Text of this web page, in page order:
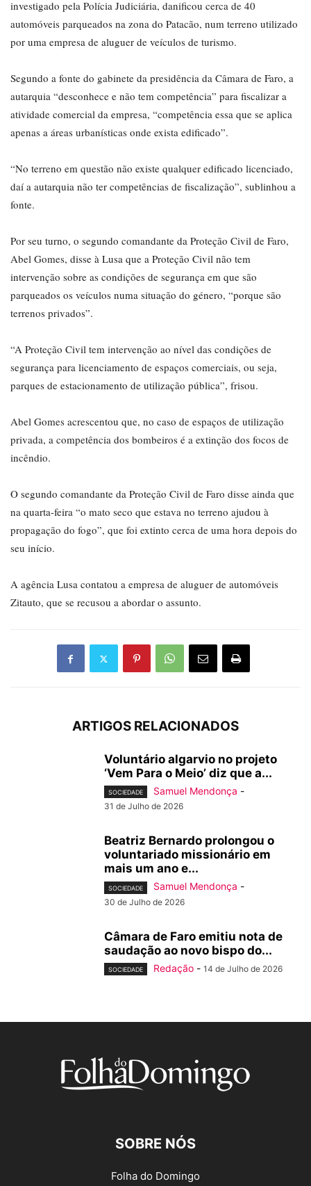
investigado pela Polícia Judiciária, danificou cerca de 40
automóveis parqueados na zona do Patacão, num terreno utilizado
por uma empresa de aluguer de veículos de turismo.
Segundo a fonte do gabinete da presidência da Câmara de Faro, a
autarquia “desconhece e não tem competência” para fiscalizar a
atividade comercial da empresa, “competência essa que se aplica
apenas a áreas urbanísticas onde exista edificado”.
“No terreno em questão não existe qualquer edificado licenciado,
daí a autarquia não ter competências de fiscalização”, sublinhou a
fonte.
Por seu turno, o segundo comandante da Proteção Civil de Faro,
Abel Gomes, disse à Lusa que a Proteção Civil não tem
intervenção sobre as condições de segurança em que são
parqueados os veículos numa situação do género, “porque são
terrenos privados”.
“A Proteção Civil tem intervenção ao nível das condições de
segurança para licenciamento de espaços comerciais, ou seja,
parques de estacionamento de utilização pública”, frisou.
Abel Gomes acrescentou que, no caso de espaços de utilização
privada, a competência dos bombeiros é a extinção dos focos de
incêndio.
O segundo comandante da Proteção Civil de Faro disse ainda que
na quarta-feira “o mato seco que estava no terreno ajudou à
propagação do fogo”, que foi extinto cerca de uma hora depois do
seu início.
A agência Lusa contatou a empresa de aluguer de automóveis
Zitauto, que se recusou a abordar o assunto.
ARTIGOS RELACIONADOS
Voluntário algarvio no projeto
‘Vem Para o Meio’ diz que a...
SOCIEDADE Samuel Mendonça -
31 de Julho de 2026
Beatriz Bernardo prolongou o
voluntariado missionário em
mais um ano e...
SOCIEDADE Samuel Mendonça -
30 de Julho de 2026
Câmara de Faro emitiu nota de
saudação ao novo bispo do...
SOCIEDADE Redação - 14 de Julho de 2026
SOBRE NÓS
Folha do Domingo